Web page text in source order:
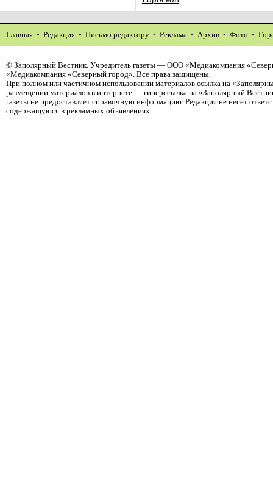
Главная • Редакция • Письмо редактору • Реклама • Архив • Фото •
© Заполярный Вестник. Учредитель газеты — ООО «Медиакомпания
«Медиакомпания «Северный город». Все права защищены.
При полном или частичном использовании материалов ссылка на
размещении материалов в интернете — гиперссылка на «Заполярный
газеты не предоставляет справочную информацию. Редакция не несет
содержащуюся в рекламных объявлениях.